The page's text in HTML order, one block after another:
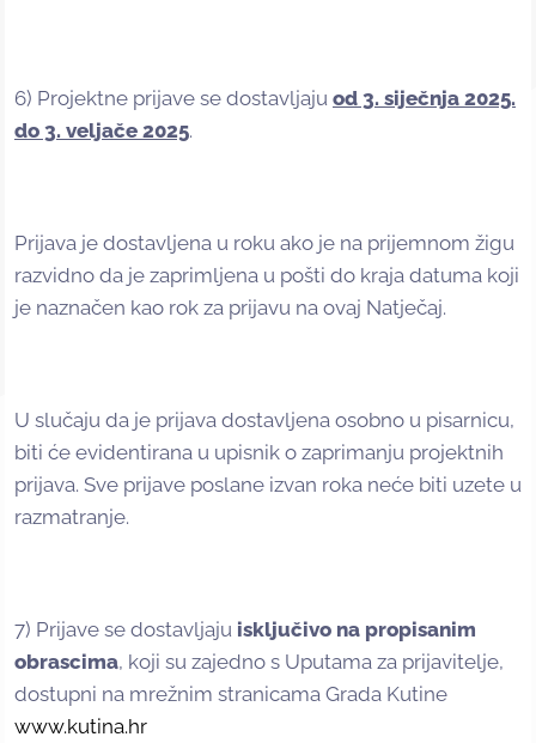
6) Projektne prijave se dostavljaju od 3. siječnja 2025.
do 3. veljače 2025.
Prijava je dostavljena u roku ako je na prijemnom žigu
razvidno da je zaprimljena u pošti do kraja datuma koji
je naznačen kao rok za prijavu na ovaj Natječaj.
U slučaju da je prijava dostavljena osobno u pisarnicu,
biti će evidentirana u upisnik o zaprimanju projektnih
prijava. Sve prijave poslane izvan roka neće biti uzete u
razmatranje.
7) Prijave se dostavljaju isključivo na propisanim
obrascima, koji su zajedno s Uputama za prijavitelje,
dostupni na mrežnim stranicama Grada Kutine
www.kutina.hr